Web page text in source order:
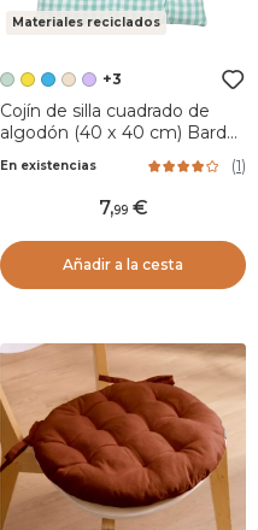
Materiales reciclados
+3
Cojín de silla cuadrado de
algodón (40 x 40 cm) Bardot
En existencias (1)
7,99
Añadir a la cesta